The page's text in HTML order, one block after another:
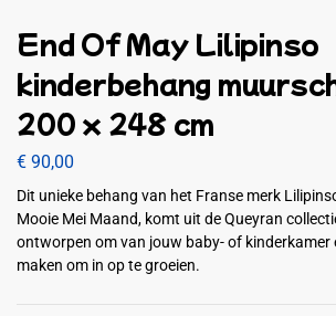
End Of May Lilipinso
kinderbehang
200 x 248 cm
€ 90,00
Dit unieke behang van het Franse merk
Mooie Mei Maand, komt uit de Queyran
ontworpen om van jouw baby- of kinderkamer
maken om in op te groeien.